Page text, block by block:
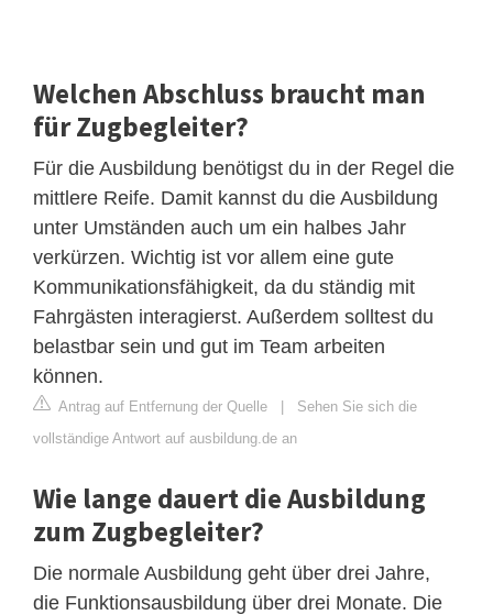
Welchen Abschluss braucht man
für Zugbegleiter?
Für die Ausbildung benötigst du in der Regel die
mittlere Reife. Damit kannst du die Ausbildung
unter Umständen auch um ein halbes Jahr
verkürzen. Wichtig ist vor allem eine gute
Kommunikationsfähigkeit, da du ständig mit
Fahrgästen interagierst. Außerdem solltest du
belastbar sein und gut im Team arbeiten
können.
Antrag auf Entfernung der Quelle | Sehen Sie sich die
vollständige Antwort auf ausbildung.de an
Wie lange dauert die Ausbildung
zum Zugbegleiter?
Die normale Ausbildung geht über drei Jahre,
die Funktionsausbildung über drei Monate. Die